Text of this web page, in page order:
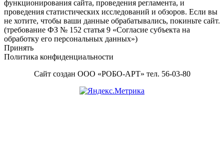
функционирования сайта, проведения регламента, и
проведения статистических исследований и обзоров. Если вы
не хотите, чтобы ваши данные обрабатывались, покиньте сайт.
(требование ФЗ № 152 статья 9 «Согласие субъекта на
обработку его персональных данных»)
Принять
Политика конфиденциальности
Сайт создан ООО «РОБО-АРТ» тел. 56-03-80